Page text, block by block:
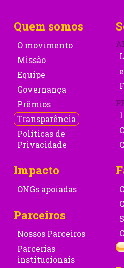
Quem somos
O movimento
Missão
Equipe
Governança
Prêmios
Transparência
Políticas de
Privacidade
Impacto
ONGs apoiadas
Parceiros
Nossos Parceiros
Parcerias
institucionais